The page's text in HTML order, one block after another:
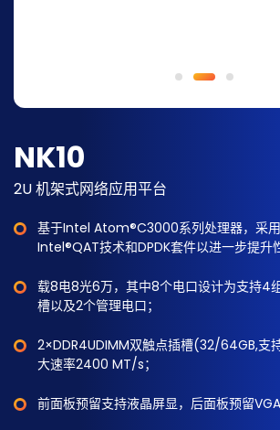
NK10
2U 机架式网络应用平台
基于Intel Atom®C3000系列处理器，采
Intel®QAT技术和DPDK套件以进一步提升
载8电8光6万，其中8个电口设计为支持4
槽以及2个管理电口；
2×DDR4UDIMM双触点插槽(32/64GB,支
大速率2400 MT/s；
前面板预留支持液晶屏显，后面板预留VGA